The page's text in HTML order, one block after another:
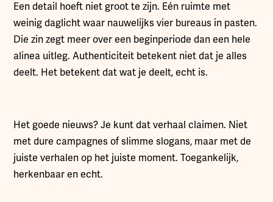
Een detail hoeft niet groot te zijn. Eén ruimte met
weinig daglicht waar nauwelijks vier bureaus in pasten.
Die zin zegt meer over een beginperiode dan een hele
alinea uitleg. Authenticiteit betekent niet dat je alles
deelt. Het betekent dat wat je deelt, echt is.
Het goede nieuws? Je kunt dat verhaal claimen. Niet
met dure campagnes of slimme slogans, maar met de
juiste verhalen op het juiste moment. Toegankelijk,
herkenbaar en echt.